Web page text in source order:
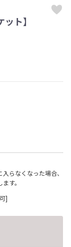
ト】
らなくなった場合、
す。
]